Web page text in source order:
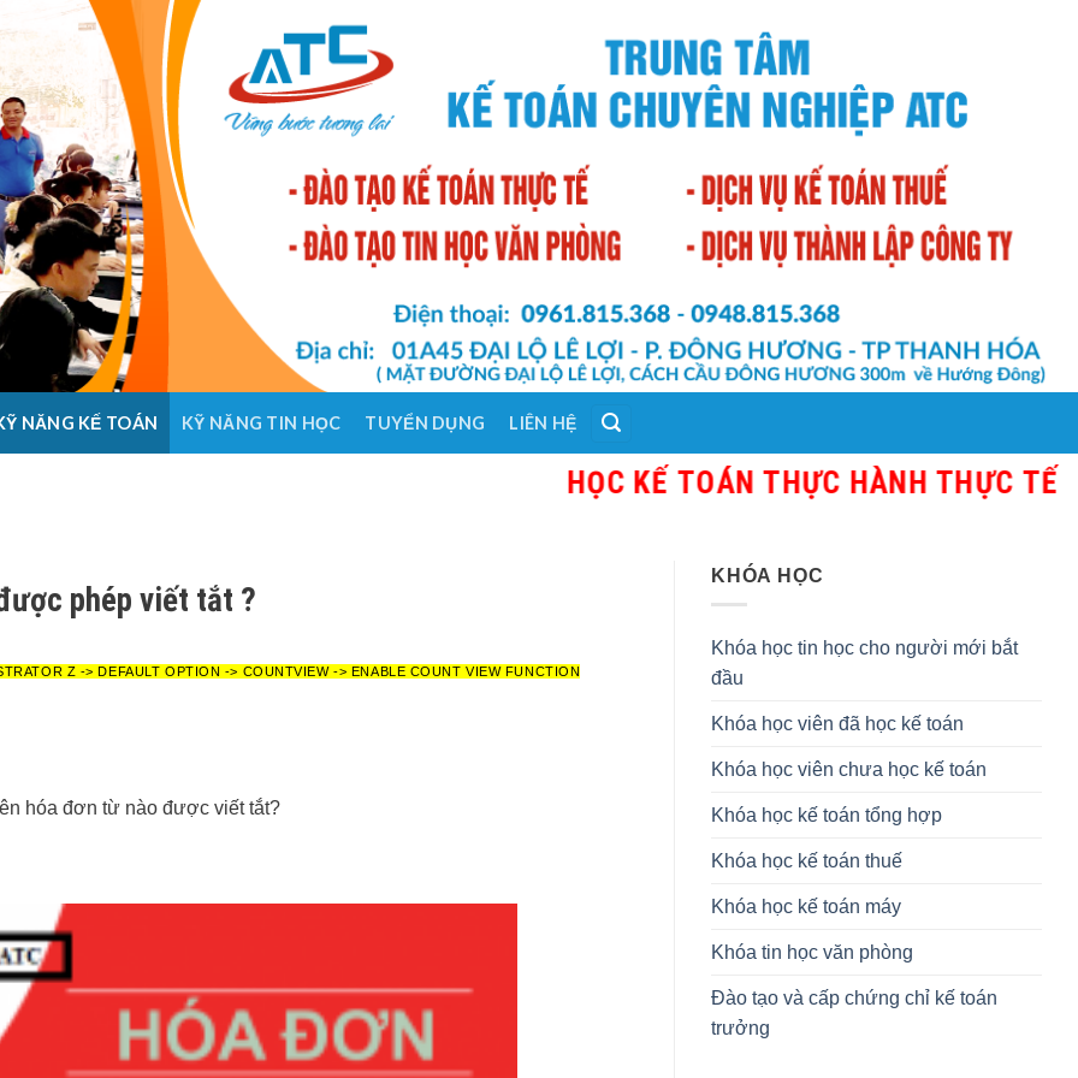
NĂNG KẾ TOÁN KỸ NĂNG TIN HỌC TUYỂN DỤNG LIÊN HỆ
HỌC KẾ TOÁN THỰC HÀNH THỰC TẾ TẠI
phép viết tắt ?
Z -> DEFAULT OPTION -> COUNTVIEW -> ENABLE COUNT VIEW FUNCTION
hóa đơn từ nào được viết tắt?
KHÓA HỌC
Khóa học tin học cho người mới bắt
đầu
Khóa học viên đã học kế toán
Khóa học viên chưa học kế toán
Khóa học kế toán tổng hợp
Khóa học kế toán thuế
Khóa học kế toán máy
Khóa tin học văn phòng
Đào tạo và cấp chứng chỉ kế toán
trưởng